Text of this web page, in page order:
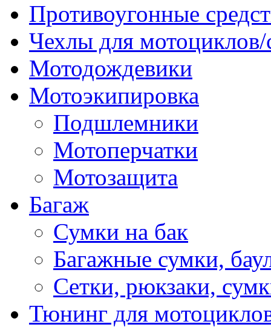
Противоугонные
Чехлы для мотоциклов/
Мотодождевики
Мотоэкипировка
Подшлемники
Мотоперчатки
Мотозащита
Багаж
Сумки на бак
Багажные сумки,
Сетки, рюкзаки,
Тюнинг для